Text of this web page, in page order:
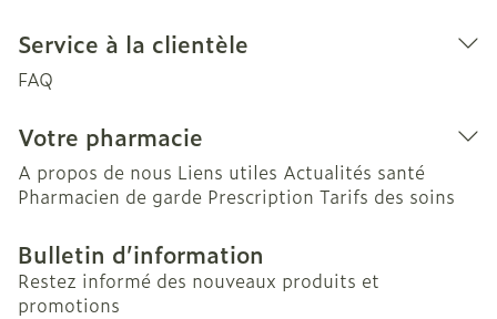
Service à la clientèle
FAQ
Votre pharmacie
A propos de nous Liens utiles Actualités santé
Pharmacien de garde Prescription Tarifs des soins
Bulletin d’information
Restez informé des nouveaux produits et
promotions